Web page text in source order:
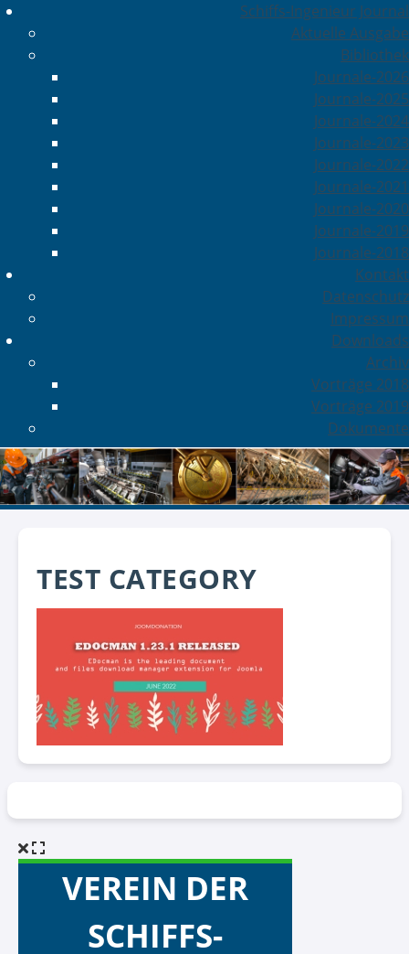
Schiffs-Ingenieur Journal
Aktuelle Ausgabe
Bibliothek
Journale-2026
Journale-2025
Journale-2024
Journale-2023
Journale-2022
Journale-2021
Journale-2020
Journale-2019
Journale-2018
Kontakt
Datenschutz
Impressum
Downloads
Archiv
Vorträge 2018
Vorträge 2019
Dokumente
TEST CATEGORY